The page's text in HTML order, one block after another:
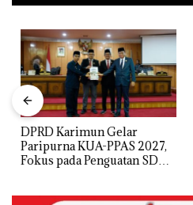
DPRD Karimun Gelar
Paripurna KUA-PPAS 2027,
Fokus pada Penguatan SDM,